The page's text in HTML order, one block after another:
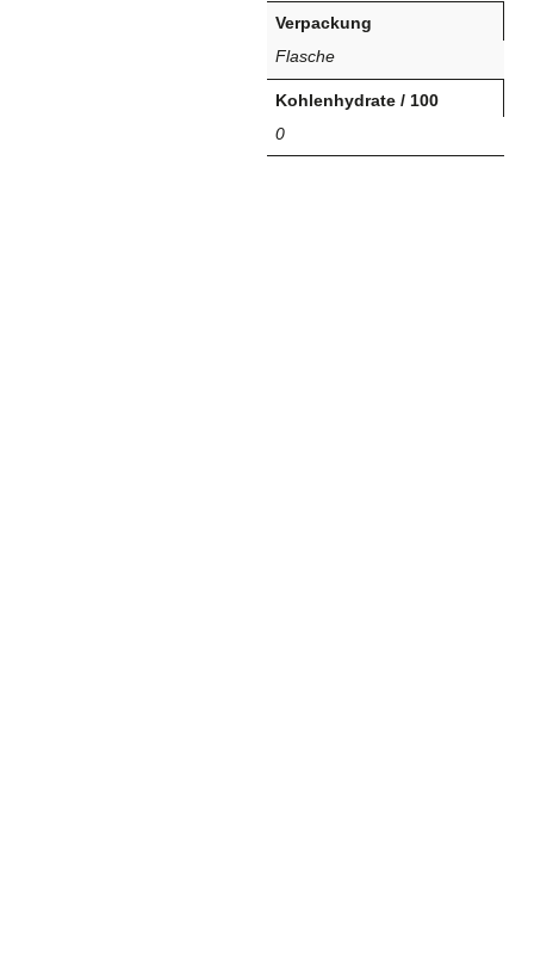
Verpackung
Flasche
Kohlenhydrate / 100
0